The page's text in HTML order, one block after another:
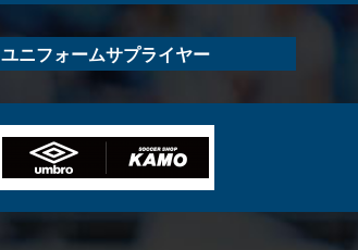
ユニフォームサプライヤー